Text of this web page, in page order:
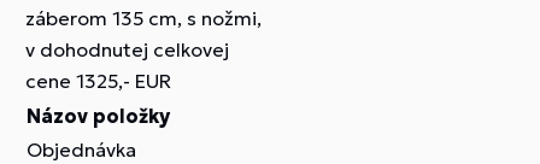
záberom 135 cm, s nožmi,
v dohodnutej celkovej
cene 1325,- EUR
Názov položky
Objednávka